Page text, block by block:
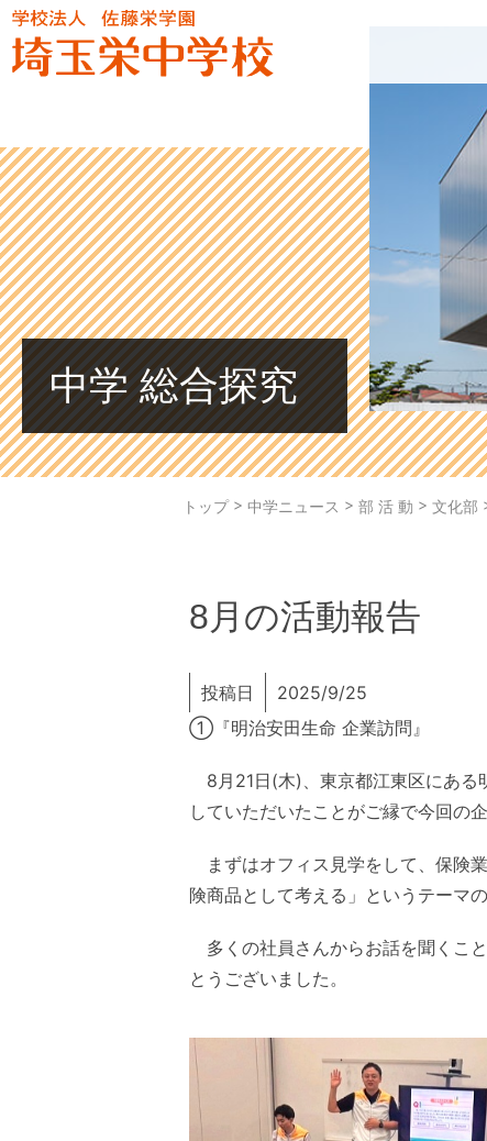
中学 総合探究
トップ> 中学ニュース > 部 活 動 > 文化部
8月の活動報告
投稿日
2025/9/25
①『明治安田生命 企業訪問』
8月21日(木)、東京都江東区にある
していただいたことがご縁で今回の
まずはオフィス見学をして、保険
険商品として考える」というテーマ
多くの社員さんからお話を聞くこ
とうございました。